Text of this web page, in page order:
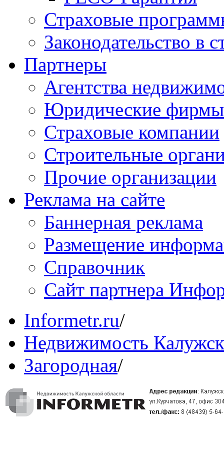
Страховые
Законодательство в
Партнеры
Агентства
Юридические фирмы
Страховые компании
Строительные
Прочие организации
Реклама на сайте
Баннерная реклама
Размещение
Справочник
Сайт партнера
Informetr.ru/
Недвижимость
Загородная/